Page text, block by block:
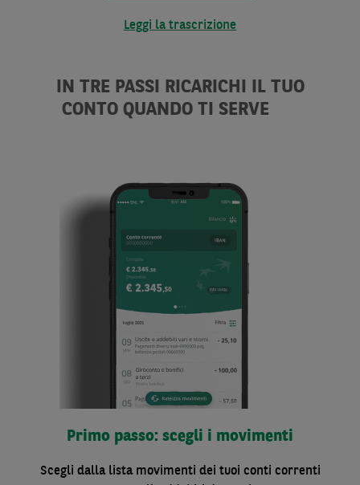
Leggi la trascrizione
IN TRE PASSI RICARICHI IL TUO
CONTO QUANDO TI SERVE
Primo passo: scegli i movimenti
Scegli dalla lista movimenti dei tuoi conti correnti